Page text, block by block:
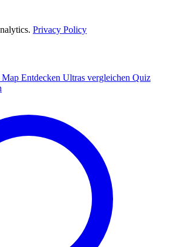
Privacy Policy
Map Entdecken Ultras vergleichen Quiz